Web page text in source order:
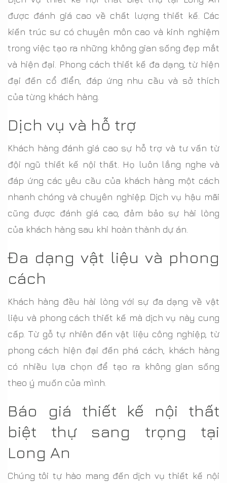
được đánh giá cao về chất lượng thiết kế. Các
kiến trúc sư có chuyên môn cao và kinh nghiệm
trong việc tạo ra những không gian sống đẹp mắt
và hiện đại. Phong cách thiết kế đa dạng, từ hiện
đại đến cổ điển, đáp ứng nhu cầu và sở thích
của từng khách hàng.
Dịch vụ và hỗ trợ
Khách hàng đánh giá cao sự hỗ trợ và tư vấn từ
đội ngũ thiết kế nội thất. Họ luôn lắng nghe và
đáp ứng các yêu cầu của khách hàng một cách
nhanh chóng và chuyên nghiệp. Dịch vụ hậu mãi
cũng được đánh giá cao, đảm bảo sự hài lòng
của khách hàng sau khi hoàn thành dự án.
Đa dạng vật liệu và phong
cách
Khách hàng đều hài lòng với sự đa dạng về vật
liệu và phong cách thiết kế mà dịch vụ này cung
cấp. Từ gỗ tự nhiên đến vật liệu công nghiệp, từ
phong cách hiện đại đến phá cách, khách hàng
có nhiều lựa chọn để tạo ra không gian sống
theo ý muốn của mình.
Báo giá thiết kế nội thất
biệt thự sang trọng tại
Long An
Chúng tôi tự hào mang đến dịch vụ thiết kế nội